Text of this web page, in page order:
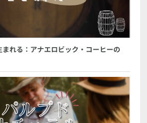
れる：アナエロビック・コーヒーの